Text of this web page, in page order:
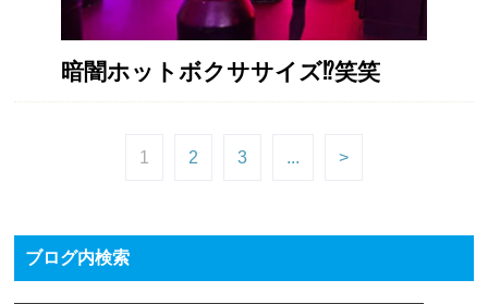
暗闇ホットボクササイズ⁉️笑笑
1 2 3 ... >
ブログ内検索